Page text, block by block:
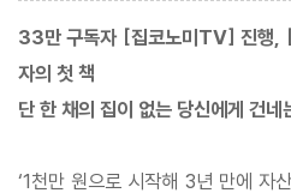
33만 구독자 [집코노미TV] 진행, [
자의 첫 책
단 한 채의 집이 없는 당신에게 건네
‘1천만 원으로 시작해 3년 만에 자